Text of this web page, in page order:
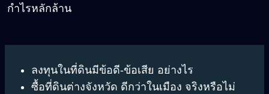
กำไรหลักล้าน
ลงทุนในที่ดินมีข้อดี-ข้อเสีย อย่างไร
ซื้อที่ดินต่างจังหวัด ดีกว่าในเมือง จริงหรือไม่